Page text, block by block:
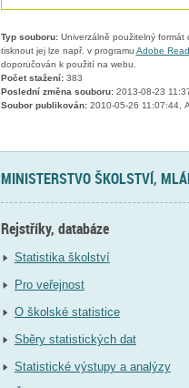
Typ souboru:Univerzálně použitelný formát
tisknout jej lze např. v programu Adobe
doporučován k použití na webu.
Počet stažení:383
Poslední změna souboru:2013-08-23
Soubor publikován:2010-05-26 11:07:44,
MINISTERSTVO ŠKOLSTVÍ,
Rejstříky, databáze
Statistika školství
Pro veřejnost
O školské statistice
Sběry statistických dat
Statistické výstupy a analýzy